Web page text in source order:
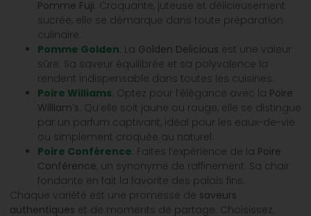
Pomme Fuji . Croquante, juteuse et délicieusement
sucrée, elle se démarque dans toute préparation
culinaire.
Pomme Golden : La Golden Delicious est une valeur
sûre. Sa saveur équilibrée et sa polyvalence la
rendent indispensable dans toutes les cuisines.
Poire Williams : Optez pour l’élégance avec la Poire
William’s . Qu’elle soit jaune ou rouge, elle se distingue
par un parfum captivant, idéal pour les eaux-de-vie
ou simplement croquée au naturel.
Poire Conférence : Faites l’expérience de la Poire
Conférence, un synonyme de raffinement. Sa chair
fondante en fait la favorite des palais fins.
Chaque variété est une promesse de saveurs
authentiques et de moments de partage. Choisissez,